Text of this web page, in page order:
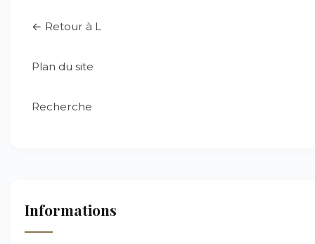
← Retour à L
Plan du site
Recherche
Informations